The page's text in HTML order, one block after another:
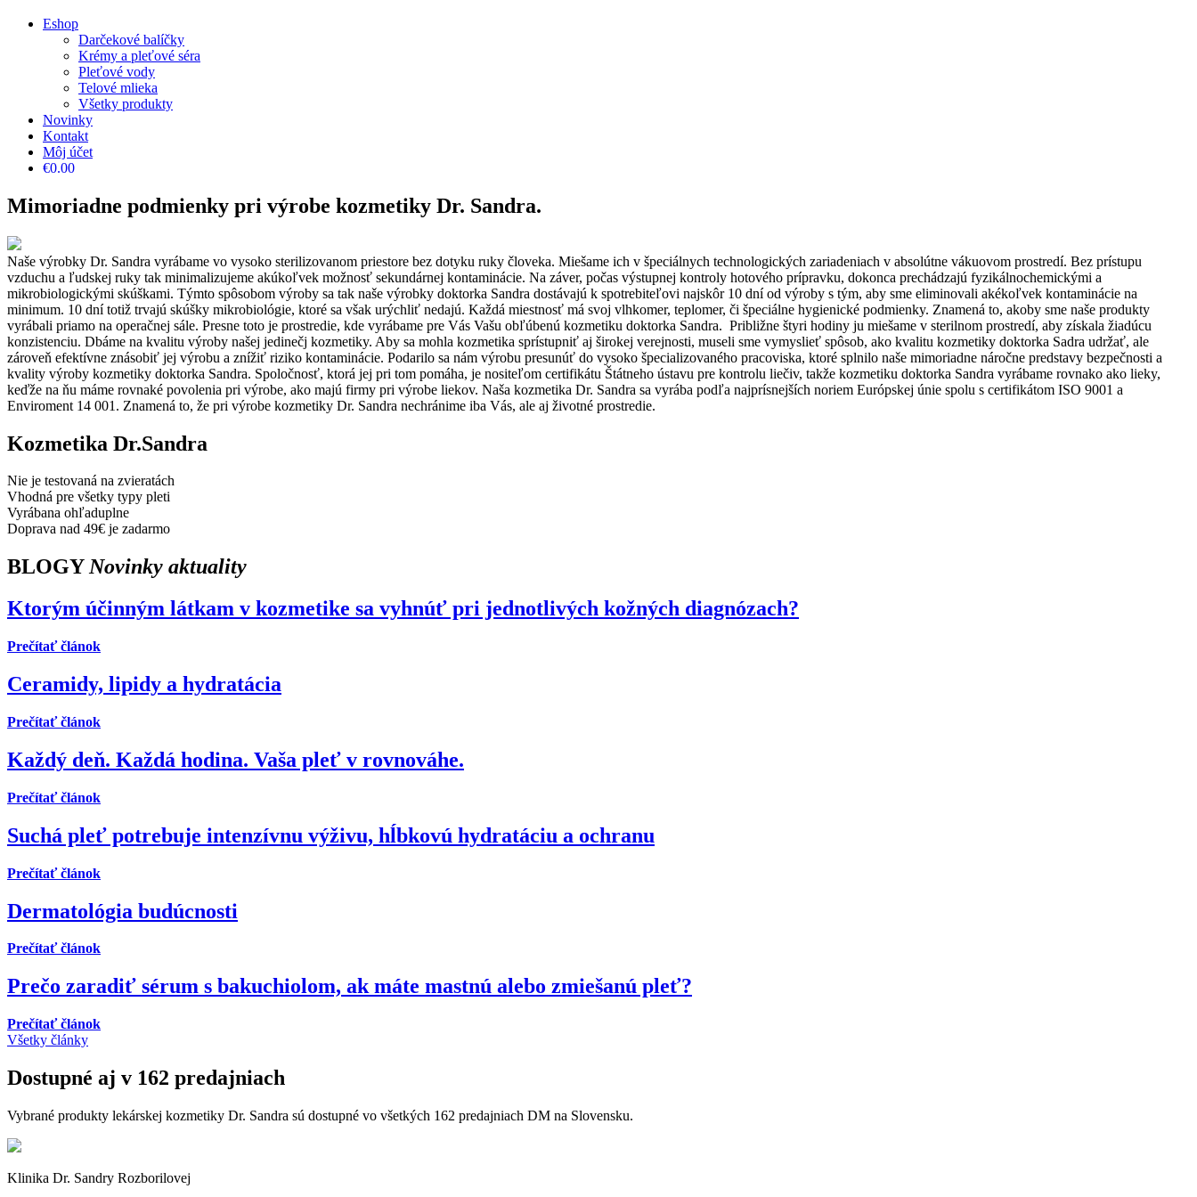
Eshop
Darčekové balíčky
Krémy a pleťové séra
Pleťové vody
Telové mlieka
Všetky produkty
Novinky
Kontakt
Môj účet
€0.00
Mimoriadne podmienky pri výrobe kozmetiky Dr. Sandra.
Naše výrobky Dr. Sandra vyrábame vo vysoko sterilizovanom priestore bez dotyku ruky človeka. Miešame ich v špeciálnych technologických zariadeniach v absolútne vákuovom prostredí. Bez prístupu
vzduchu a ľudskej ruky tak minimalizujeme akúkoľvek možnosť sekundárnej kontaminácie. Na záver, počas výstupnej kontroly hotového prípravku, dokonca prechádzajú fyzikálnochemickými a
mikrobiologickými skúškami. Týmto spôsobom výroby sa tak naše výrobky doktorka Sandra dostávajú k spotrebiteľovi najskôr 10 dní od výroby s tým, aby sme eliminovali akékoľvek kontaminácie na
minimum. 10 dní totiž trvajú skúšky mikrobiológie, ktoré sa však urýchliť nedajú. Každá miestnosť má svoj vlhkomer, teplomer, či špeciálne hygienické podmienky. Znamená to, akoby sme naše produkty
vyrábali priamo na operačnej sále. Presne toto je prostredie, kde vyrábame pre Vás Vašu obľúbenú kozmetiku doktorka Sandra. Približne štyri hodiny ju miešame v sterilnom prostredí, aby získala žiadúcu
konzistenciu. Dbáme na kvalitu výroby našej jedinečj kozmetiky. Aby sa mohla kozmetika sprístupniť aj širokej verejnosti, museli sme vymyslieť spôsob, ako kvalitu kozmetiky doktorka Sadra udržať, ale
zároveň efektívne znásobiť jej výrobu a znížiť riziko kontaminácie. Podarilo sa nám výrobu presunúť do vysoko špecializovaného pracoviska, ktoré splnilo naše mimoriadne náročne predstavy bezpečnosti a
kvality výroby kozmetiky doktorka Sandra. Spoločnosť, ktorá jej pri tom pomáha, je nositeľom certifikátu Štátneho ústavu pre kontrolu liečiv, takže kozmetiku doktorka Sandra vyrábame rovnako ako lieky,
keďže na ňu máme rovnaké povolenia pri výrobe, ako majú firmy pri výrobe liekov. Naša kozmetika Dr. Sandra sa vyrába podľa najprísnejších noriem Európskej únie spolu s certifikátom ISO 9001 a
Enviroment 14 001. Znamená to, že pri výrobe kozmetiky Dr. Sandra nechránime iba Vás, ale aj životné prostredie.
Kozmetika Dr.Sandra
Nie je testovaná na zvieratách
Vhodná pre všetky typy pleti
Vyrábana ohľaduplne
Doprava nad 49€ je zadarmo
BLOGYNovinky aktuality
Ktorým účinným látkam v kozmetike sa vyhnúť pri jednotlivých kožných diagnózach?
Prečítať článok
Ceramidy, lipidy a hydratácia
Prečítať článok
Každý deň. Každá hodina. Vaša pleť v rovnováhe.
Prečítať článok
Suchá pleť potrebuje intenzívnu výživu, hĺbkovú hydratáciu a ochranu
Prečítať článok
Dermatológia budúcnosti
Prečítať článok
Prečo zaradiť sérum s bakuchiolom, ak máte mastnú alebo zmiešanú pleť?
Prečítať článok
Všetky články
Dostupné aj v 162 predajniach
Vybrané produkty lekárskej kozmetiky Dr. Sandra sú dostupné vo všetkých 162 predajniach DM na Slovensku.
Klinika Dr. Sandry Rozborilovej